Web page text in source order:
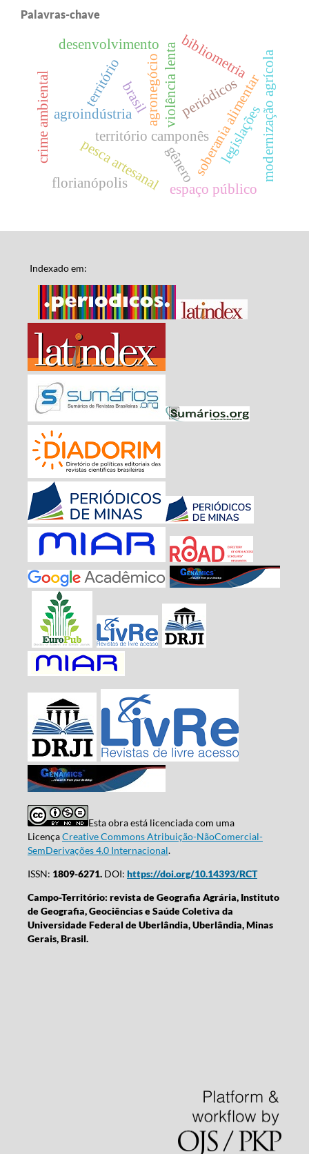
Palavras-chave
território camponês
violência lenta
agroindústria soberania alimentar
crime ambiental território
gênero
pesca artesanal
desenvolvimento bibliometria
periódicos modernização agrícola
agronegócio
legislações
brasil
florianópolis espaço público
Indexado em:
Esta obra está licenciada com uma
LicençaCreative Commons Atribuição-NãoComercial-
SemDerivações 4.0 Internacional.
ISSN: 1809-6271.DOI: https://doi.org/10.14393/RCT
Campo-Território: revista de Geografia Agrária, Instituto
de Geografia, Geociências e Saúde Coletiva da
Universidade Federal de Uberlândia, Uberlândia, Minas
Gerais, Brasil.